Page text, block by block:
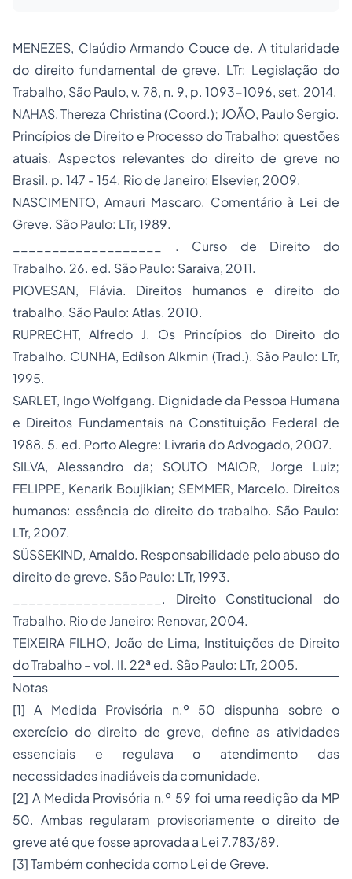
MENEZES, Claúdio Armando Couce de. A titularidade
do direito fundamental de greve. LTr: Legislação do
Trabalho, São Paulo, v. 78, n. 9, p. 1093-1096, set. 2014.
NAHAS, Thereza Christina (Coord.); JOÃO, Paulo Sergio.
Princípios de Direito e Processo do Trabalho: questões
atuais. Aspectos relevantes do direito de greve no
Brasil. p. 147 - 154. Rio de Janeiro: Elsevier, 2009.
NASCIMENTO, Amauri Mascaro. Comentário à Lei de
Greve. São Paulo: LTr, 1989.
___________________ . Curso de Direito do
Trabalho. 26. ed. São Paulo: Saraiva, 2011.
PIOVESAN, Flávia. Direitos humanos e direito do
trabalho. São Paulo: Atlas. 2010.
RUPRECHT, Alfredo J. Os Princípios do Direito do
Trabalho. CUNHA, Edílson Alkmin (Trad.). São Paulo: LTr,
1995.
SARLET, Ingo Wolfgang. Dignidade da Pessoa Humana
e Direitos Fundamentais na Constituição Federal de
1988. 5. ed. Porto Alegre: Livraria do Advogado, 2007.
SILVA, Alessandro da; SOUTO MAIOR, Jorge Luiz;
FELIPPE, Kenarik Boujikian; SEMMER, Marcelo. Direitos
humanos: essência do direito do trabalho. São Paulo:
LTr, 2007.
SÜSSEKIND, Arnaldo. Responsabilidade pelo abuso do
direito de greve. São Paulo: LTr, 1993.
___________________. Direito Constitucional do
Trabalho. Rio de Janeiro: Renovar, 2004.
TEIXEIRA FILHO, João de Lima, Instituições de Direito
do Trabalho– vol. II. 22ª ed. São Paulo: LTr, 2005.
Notas
[1] A Medida Provisória n.º 50 dispunha sobre o
exercício do direito de greve, define as atividades
essenciais e regulava o atendimento das
necessidades inadiáveis da comunidade.
[2] A Medida Provisória n.º 59 foi uma reedição da MP
50. Ambas regularam provisoriamente o direito de
greve até que fosse aprovada a Lei 7.783/89.
[3]Também conhecida como Lei de Greve.